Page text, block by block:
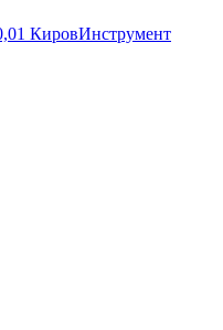
КировИнструмент